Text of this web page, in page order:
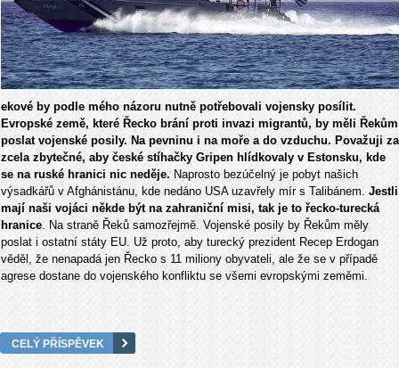
ekové by podle mého názoru nutně potřebovali vojensky posílit.
Evropské země, které Řecko brání proti invazi migrantů, by měli Řekům
poslat vojenské posily. Na pevninu i na moře a do vzduchu. Považuji za
zcela zbytečné, aby české stíhačky Gripen hlídkovaly v Estonsku, kde
se na ruské hranici nic neděje. Naprosto bezúčelný je pobyt našich
výsadkářů v Afghánistánu, kde nedáno USA uzavřely mír s Talibánem. Jestli
mají naši vojáci někde být na zahraniční misi, tak je to řecko-turecká
hranice . Na straně Řeků samozřejmě. Vojenské posily by Řekům měly
poslat i ostatní státy EU. Už proto, aby turecký prezident Recep Erdogan
věděl, že nenapadá jen Řecko s 11 miliony obyvateli, ale že se v případě
agrese dostane do vojenského konfliktu se všemi evropskými zeměmi.
CELÝ PŘÍSPĚVEK